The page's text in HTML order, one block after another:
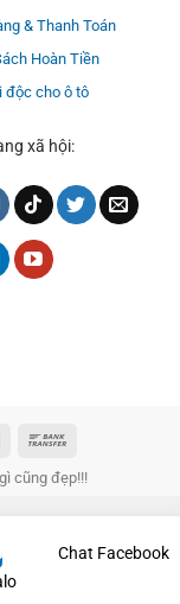
& Thanh Toán
Hoàn Tiền
độc cho ô tô
xã hội:
cũng đẹp!!!
Chat Facebook